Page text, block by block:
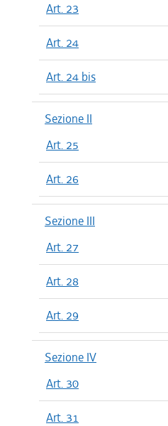
Art. 23
Art. 24
Art. 24 bis
Sezione II
Art. 25
Art. 26
Sezione III
Art. 27
Art. 28
Art. 29
Sezione IV
Art. 30
Art. 31